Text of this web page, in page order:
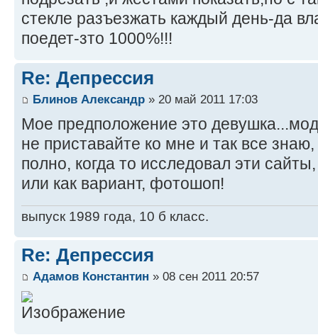
стекле разъезжать каждый день-да
поедет-зто 1000%!!!
Re: Депрессия
Блинов Александр » 20 май 2011 17:03
Мое предположение это
не приставайте ко мне и так все
полно, когда то исследовал эти
или как вариант, фотошоп!
выпуск 1989 года, 10 б класс.
Re: Депрессия
Адамов Константин » 08 сен 2011 20:57